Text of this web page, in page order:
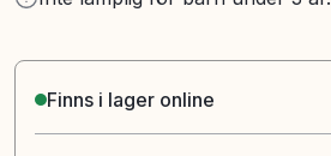
Finns i lager online